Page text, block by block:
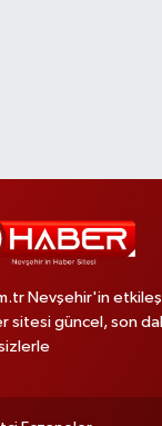
Nevşehir'in
sitesi güncel, son